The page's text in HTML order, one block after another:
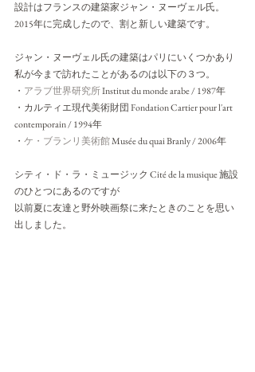
設計はフランスの建築家ジャン・ヌーヴェル氏。
2015年に完成したので、割と新しい建築です。
ジャン・ヌーヴェル氏の建築はパリにいくつかあり
私が今まで訪れたことがあるのは以下の３つ。
・ アラブ世界研究所 Institut du monde arabe / 1987年
・カルティエ現代美術財団 Fondation Cartier pour l'art
contemporain / 1994年
・ ケ・ブランリ美術館 Musée du quai Branly / 2006年
シティ・ド・ラ・ミュージック Cité de la musique 施設
のひとつにあるのですが
以前夏に友達と野外映画祭に来たときのことを思い
出しました。